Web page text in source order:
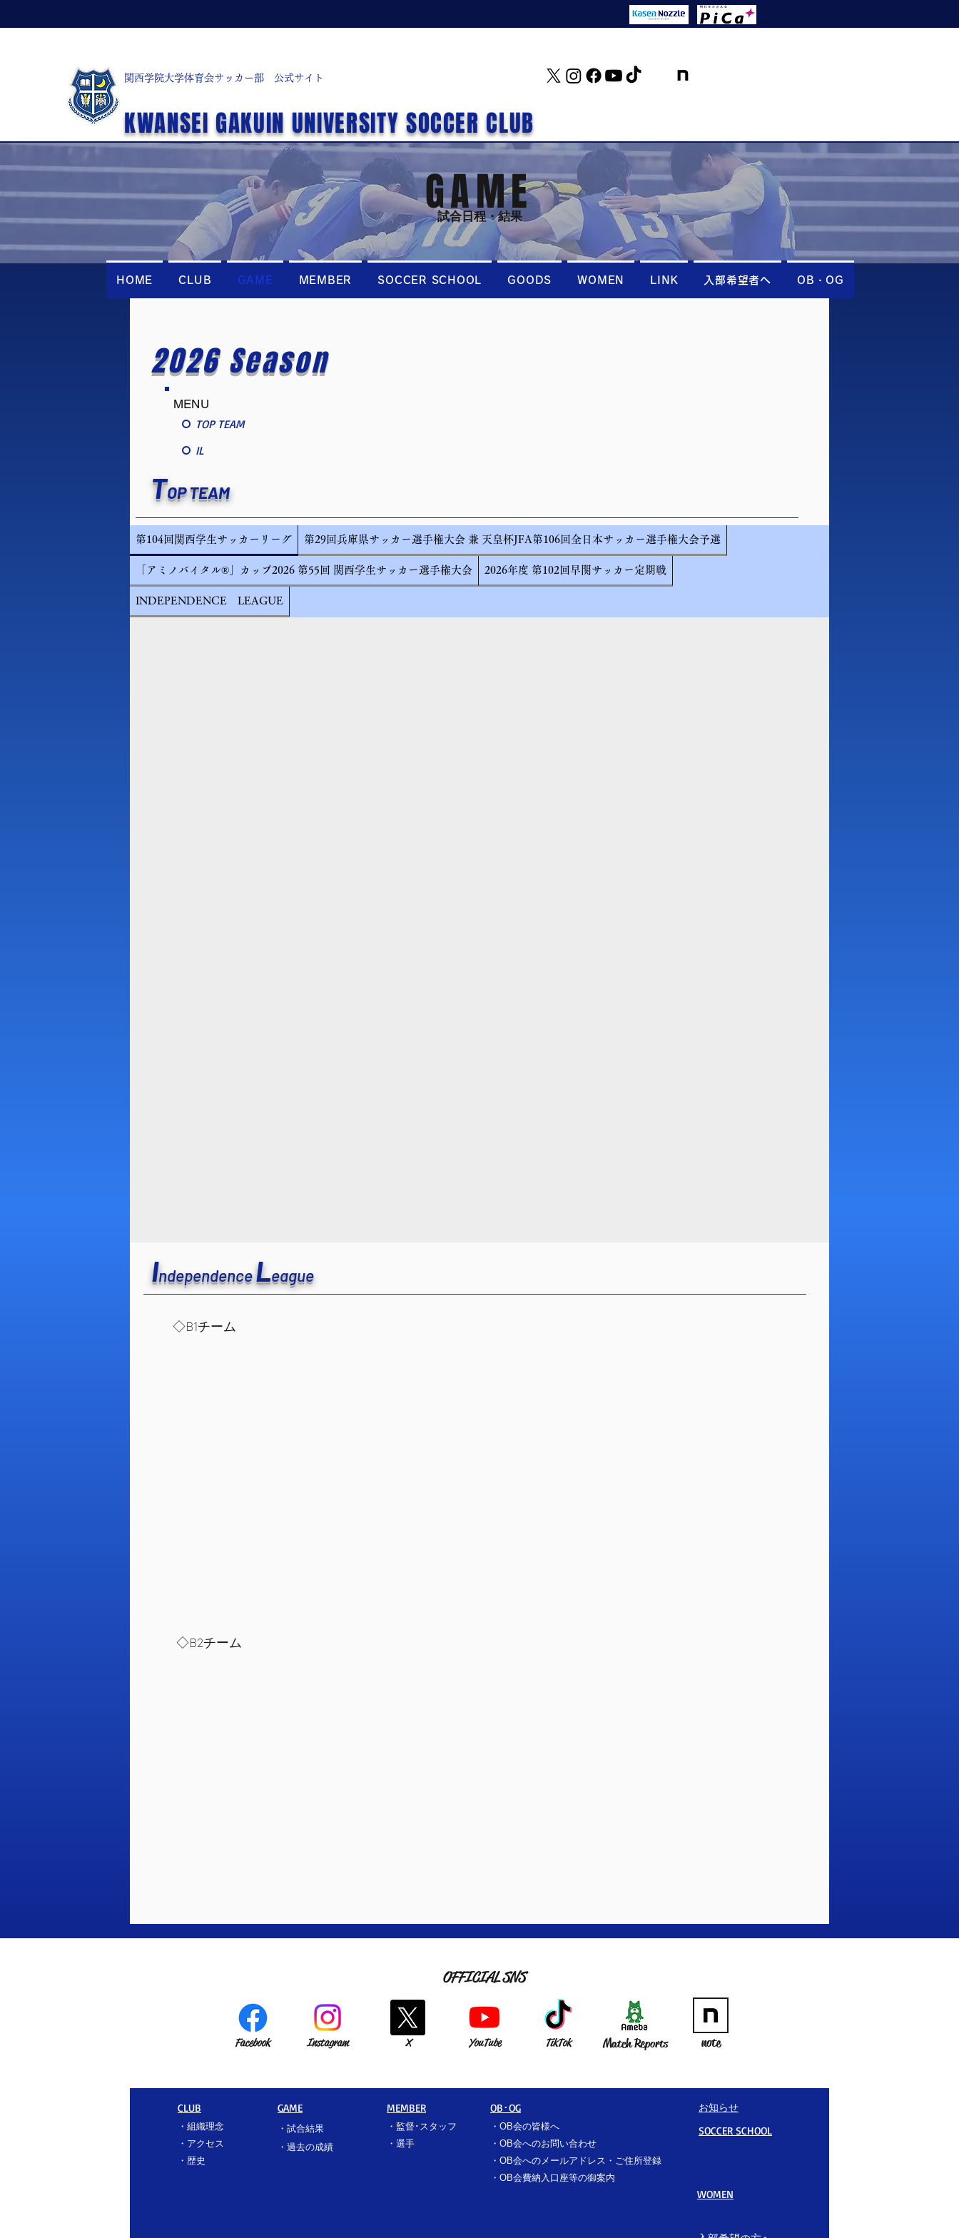
関西学院大学体育会サッカー部 公式サイト
KWANSEI GAKUIN UNIVERSITY SOCCER CLUB
GAME
試合日程・結果
HOME CLUB GAME MEMBER SOCCER SCHOOL GOODS WOMEN LINK 入部希望者へ OB・OG
2026 Season
MENU
TOP TEAM
IL
TOP TEAM
第104回関西学生サッカーリーグ 第29回兵庫県サッカー選手権大会 兼 天皇杯JFA第106回全日本サッカー選手権大会予選
「アミノバイタル®」カップ2026 第55回 関西学生サッカー選手権大会 2026年度 第102回早関サッカー定期戦
INDEPENDENCE LEAGUE
IndependenceLeague
​◇B1チーム
​◇B2チーム
OFFICIAL SNS
Facebook Instagram X YouTube TikTok Match Reports note
CLUB
・ 組織理念
・ アクセス
​・ 歴史
GAME
・ 試合結果
​・過去の成績
MEMBER
・ 監督･スタッフ
​・ 選手
OB･OG
​・ OB会の皆様へ
​・ OB会へのお問い合わせ
・ OB会へのメールアドレス・ご住所登録
​・ OB会費納入口座等の御案内
お知らせ
SOCCER SCHOOL
WOMEN